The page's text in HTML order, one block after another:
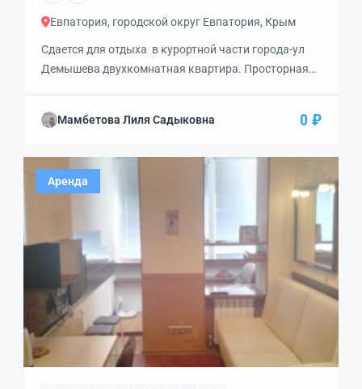
Евпатория, городской округ Евпатория, Крым
Сдается для отдыха в курортной части города-ул
Демышева двухкомнатная квартира. Просторная
Магазины игровые площадки автобусная и
песчанный пляж. Фрунзенский парк, рестораны,
кафе, атракционы, дельфинарий, аквапарк-. Есть
варианты класса люкс — звоните и мы исполним
Мамбетова Лиля Садыковна 0 ₽
Аренда